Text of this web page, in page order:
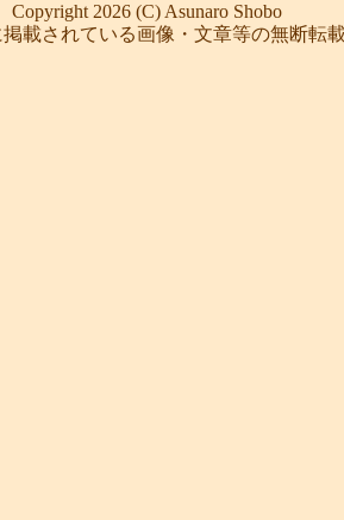
Copyright 2026 (C) Asunaro Shobo
載されている画像・文章等の無断転